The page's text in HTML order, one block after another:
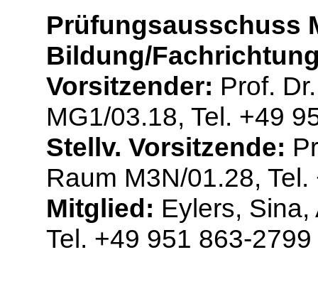
Prüfungsausschuss
Bildung/
Vorsitzender: Prof.
MG1/03.18, Tel. +49
Stellv. Vorsitzende:
Raum M3N/01.28,
Mitglied: Eylers, Sina,
Tel. +49 951 863-2799